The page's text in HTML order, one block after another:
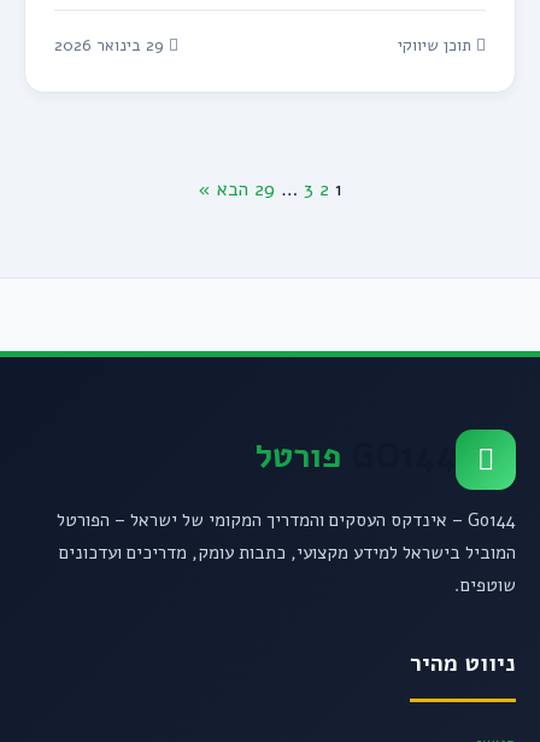
תוכן שיווקי
1
2
3
…
29 הבא »
פורטל
Go144 – אינדקס העסקים והמדריך המקומי של ישראל – הפורטל
המוביל בישראל למידע מקצועי, כתבות עומק, מדריכים ועדכונים
שוטפים.
ניווט מהיר